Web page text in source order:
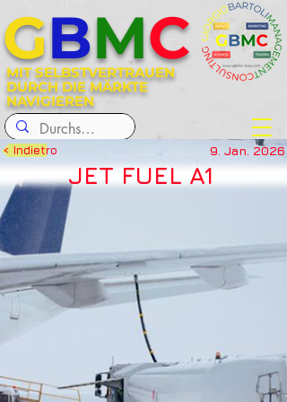
MIT SELBSTVERTRAUEN
DURCH DIE MÄRKTE
NAVIGIEREN
GBMC
< Indietro 9. Jan. 2026
JET FUEL A1